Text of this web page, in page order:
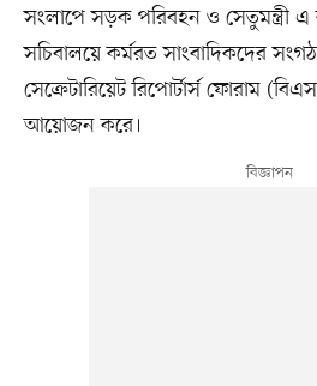
সংলাপে সড়ক পরিবহন ও সেতুমন্ত্রী এ
সচিবালয়ে কর্মরত সাংবাদিকদের
সেক্রেটারিয়েট রিপোর্টার্স ফোরাম
আয়োজন করে।